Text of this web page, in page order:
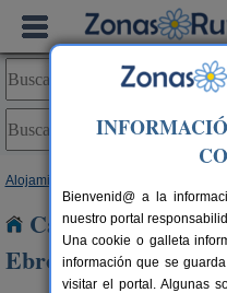
Alojamientos
Casas Rurales
Ebro
Bienvenid@ a la
nuestro portal
Una cookie o galleta
información que se
visitar el portal. Algunas